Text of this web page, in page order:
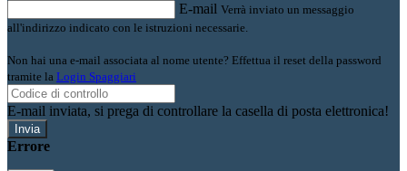
E-mail Verrà inviato un messaggio
all'indirizzo indicato con le istruzioni necessarie.
Non hai una e-mail associata al nome utente? Effettua il reset della password
tramite la Login Spaggiari
E-mail inviata, si prega di controllare la casella di posta elettronica!
Errore